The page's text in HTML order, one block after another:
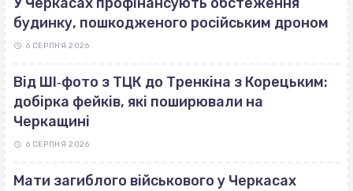
будинку, пошкодженого російським дроном
6 СЕРПНЯ 2026
Від ШІ‐фото з ТЦК до Тренкіна з Корецьким:
добірка фейків, які поширювали на
Черкащині
6 СЕРПНЯ 2026
Мати загиблого військового у Черкасах